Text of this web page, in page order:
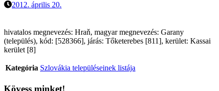
2012. április 20.
hivatalos megnevezés: Hraň, magyar megnevezés: Garany
(település), kód: [528366], járás: Tőketerebes [811], kerület: Kassai
kerület [8]
Kategória Szlovákia településeinek listája